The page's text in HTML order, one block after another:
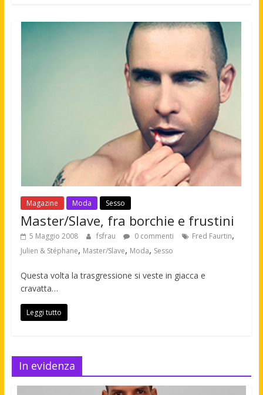
Magazine Moda Sesso
Master/Slave, fra borchie e frustini
5 Maggio 2008 fsfrau 0 commenti Fred Faurtin,
Julien & Stéphane, Master/Slave, Moda, Sesso
Questa volta la trasgressione si veste in giacca e
cravatta…
Leggi tutto
In evidenza